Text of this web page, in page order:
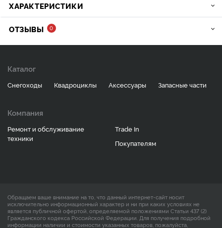
ХАРАКТЕРИСТИКИ
ОТЗЫВЫ 0
Каталог
Снегоходы Квадроциклы Аксессуары Запасные части
Компания
Ремонт и обслуживание
техники
Trade In
Покупателям
Обращаем ваше внимание на то, что данный интернет-сайт носит
исключительно информационный характер и ни при каких условиях не
является публичной офертой, определяемой положениями Статьи 437 (2)
Гражданского кодекса Российской Федерации. Для получения подробной
информации наличии и стоимости указанных товаров, пожалуйста,